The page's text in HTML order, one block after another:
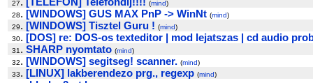
27
(mind)
28. [WINDOWS] GUS MAX PnP -> WinNt (mind)
29. [WINDOWS] Tisztel Guru ! (mind)
30. [DOS] re: DOS-os texteditor | mod lejatszas | cd audio
31 . SHARP nyomtato (mind)
32. [WINDOWS] segitseg! scanner. (mind)
33. [LINUX] lakberendezo prg., regexp (mind)